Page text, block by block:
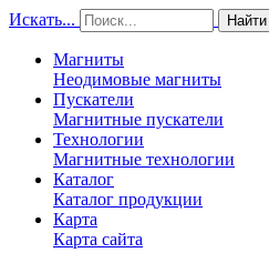
Искать... Найти
Магниты
Неодимовые магниты
Пускатели
Магнитные пускатели
Технологии
Магнитные технологии
Каталог
Каталог продукции
Карта
Карта сайта